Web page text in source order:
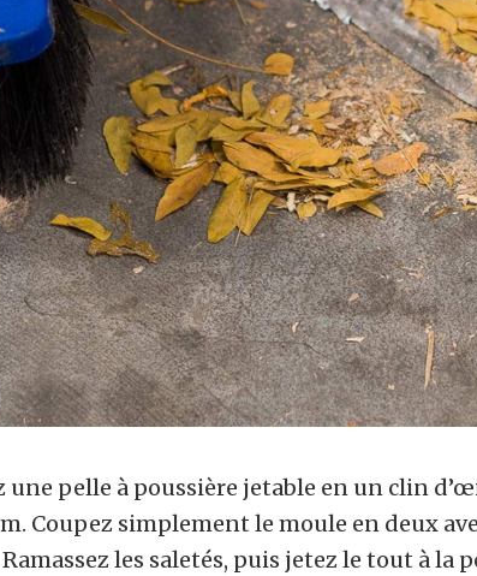
une pelle à poussière jetable en un clin
Coupez simplement le moule en deux
les saletés, puis jetez le tout à la